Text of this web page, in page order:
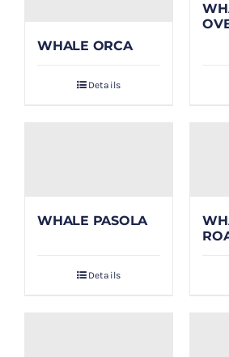
WHALE ORCA
Details
WHALE PASOLA
Details